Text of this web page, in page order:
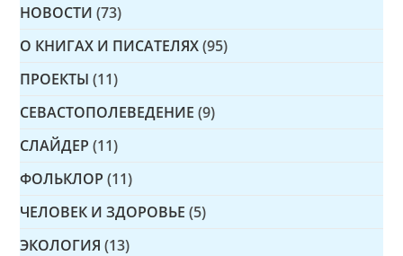
НОВОСТИ (73)
О КНИГАХ И ПИСАТЕЛЯХ (95)
ПРОЕКТЫ (11)
СЕВАСТОПОЛЕВЕДЕНИЕ (9)
СЛАЙДЕР (11)
ФОЛЬКЛОР (11)
ЧЕЛОВЕК И ЗДОРОВЬЕ (5)
ЭКОЛОГИЯ (13)